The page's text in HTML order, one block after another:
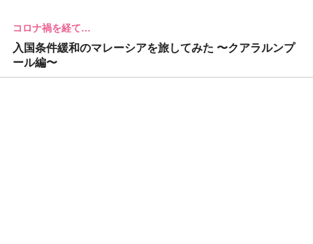
コロナ禍を経て…
入国条件緩和のマレーシアを旅してみた 〜クアラルンプ
ール編〜